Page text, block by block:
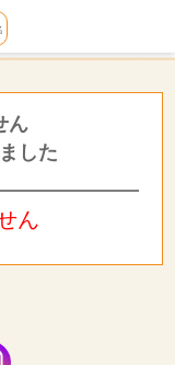
ん
した
ん